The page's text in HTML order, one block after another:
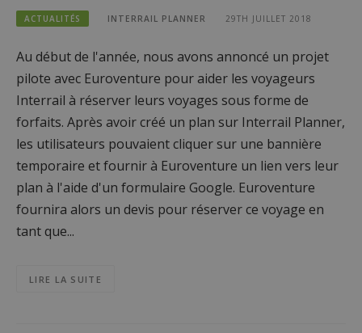
ACTUALITÉS INTERRAIL PLANNER 29TH JUILLET 2018
Au début de l'année, nous avons annoncé un projet
pilote avec Euroventure pour aider les voyageurs
Interrail à réserver leurs voyages sous forme de
forfaits. Après avoir créé un plan sur Interrail Planner,
les utilisateurs pouvaient cliquer sur une bannière
temporaire et fournir à Euroventure un lien vers leur
plan à l'aide d'un formulaire Google. Euroventure
fournira alors un devis pour réserver ce voyage en
tant que...
LIRE LA SUITE